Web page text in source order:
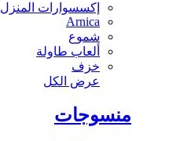
إكسسوارات المنزل
Arnica
شموع
ألعاب طاولة
خزف
عرض الكل
منسوجات